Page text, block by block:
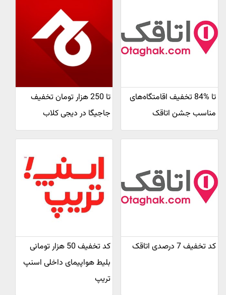
تا %84 تخفیف اقامتگاه‌های
مناسب جشن اتاقک
تا 250 هزار تومان تخفیف
جاجیگا در دیجی کلاب
کد تخفیف 7 درصدی اتاقک
کد تخفیف 50 هزار تومانی
بلیط هواپیمای داخلی اسنپ
تریپ